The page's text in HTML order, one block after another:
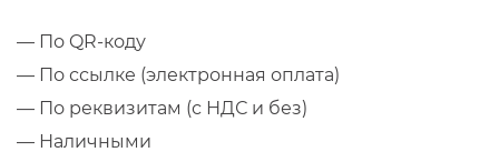
— По QR-коду
— По ссылке (электронная оплата)
— По реквизитам (с НДС и без)
— Наличными